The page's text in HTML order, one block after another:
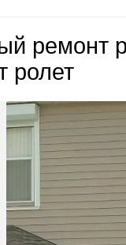
ремонт
ролет